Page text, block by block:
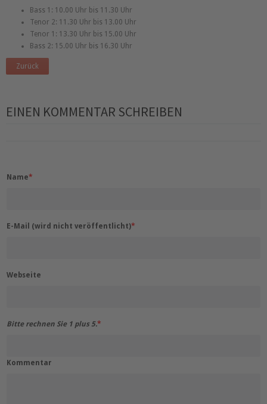
Bass 1: 10.00 Uhr bis 11.30 Uhr
Tenor 2: 11.30 Uhr bis 13.00 Uhr
Tenor 1: 13.30 Uhr bis 15.00 Uhr
Bass 2: 15.00 Uhr bis 16.30 Uhr
Zurück
EINEN KOMMENTAR SCHREIBEN
Name*
E-Mail (wird nicht veröffentlicht)*
Webseite
Bitte rechnen Sie 1 plus 5.*
Kommentar